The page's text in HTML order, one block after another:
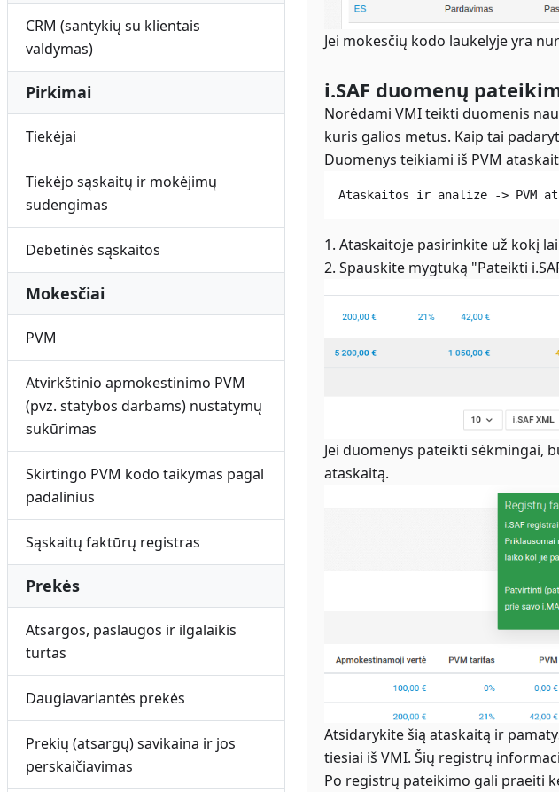
CRM (santykių su klientais
valdymas)
Pirkimai
Tiekėjai
Tiekėjo sąskaitų ir mokėjimų
sudengimas
Debetinės sąskaitos
Mokesčiai
PVM
Atvirkštinio apmokestinimo PVM
(pvz. statybos darbams) nustatymų
sukūrimas
Skirtingo PVM kodo taikymas pagal
padalinius
Sąskaitų faktūrų registras
Prekės
Atsargos, paslaugos ir ilgalaikis
turtas
Daugiavariantės prekės
Prekių (atsargų) savikaina ir jos
perskaičiavimas
Jei mokesčių kodo laukelyje yra
i.SAF duomenų
Norėdami VMI teikti duomenis
kuris galios metus. Kaip tai
Duomenys teikiami iš PVM
Ataskaitos ir analizė -> PVM
1. Ataskaitoje pasirinkite už kokį
2. Spauskite mygtuką "Pateikti
Jei duomenys pateikti sėkmingai,
ataskaitą.
Atsidarykite šią ataskaitą ir
tiesiai iš VMI. Šių registrų
Po registrų pateikimo gali praeiti